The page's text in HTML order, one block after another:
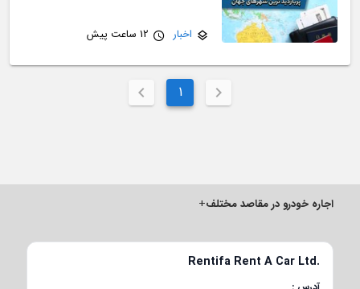
اخبار 12 ساعت پیش
1
اجاره خودرو در مقاصد مختلف+
Rentifa Rent A Car Ltd.